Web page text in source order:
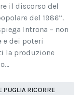
il discorso del
del 1986”.
Introna – non
dei poteri
la produzione
PUGLIA RICORRE